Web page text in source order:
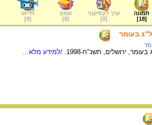
תמונה
[
18
]
ערך לקסיקוני
[
0
]
שמע
[
0
]
וידיאו
[
0
]
בעומר
ירושלים, תשנ"ח-1998. /למידע מלא...